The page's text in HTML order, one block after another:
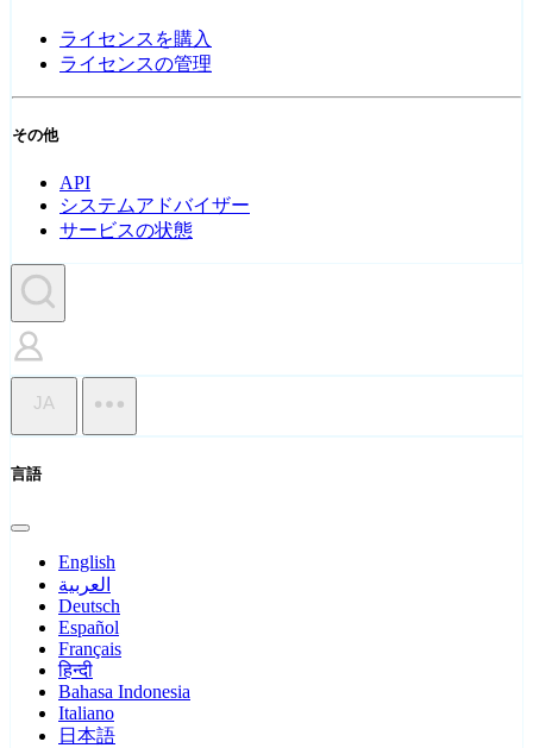
ライセンスを購入
ライセンスの管理
その他
API
システムアドバイザー
サービスの状態
JA
言語
English
العربية
Deutsch
Español
Français
हिन्दी
Bahasa Indonesia
Italiano
日本語